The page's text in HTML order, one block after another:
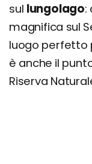
sul lungolago:
magnifica sul
luogo perfetto
è anche il
Riserva